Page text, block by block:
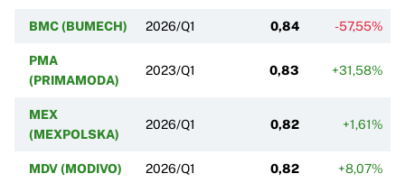
BMC (BUMECH) 2026/Q1 0,84 -57,55%
PMA
(PRIMAMODA)
2023/Q1 0,83 +31,58%
MEX
(MEXPOLSKA)
2026/Q1 0,82 +1,61%
MDV (MODIVO) 2026/Q1 0,82 +8,07%